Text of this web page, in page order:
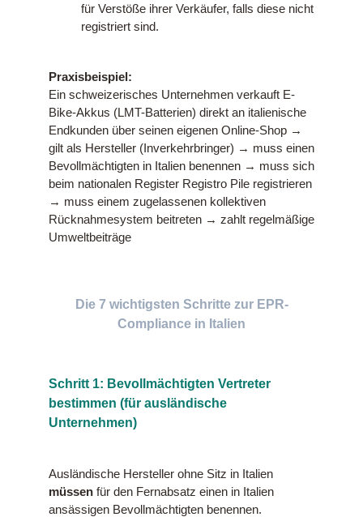
für Verstöße ihrer Verkäufer, falls diese nicht
registriert sind.
Praxisbeispiel:
Ein schweizerisches Unternehmen verkauft E-
Bike-Akkus (LMT-Batterien) direkt an italienische
Endkunden über seinen eigenen Online-Shop →
gilt als Hersteller (Inverkehrbringer) → muss einen
Bevollmächtigten in Italien benennen → muss sich
beim nationalen Register Registro Pile registrieren
→ muss einem zugelassenen kollektiven
Rücknahmesystem beitreten → zahlt regelmäßige
Umweltbeiträge
Die 7 wichtigsten Schritte zur EPR-
Compliance in Italien
Schritt 1: Bevollmächtigten Vertreter
bestimmen (für ausländische
Unternehmen)
Ausländische Hersteller ohne Sitz in Italien
müssenfür den Fernabsatz einen in Italien
ansässigen Bevollmächtigten benennen.